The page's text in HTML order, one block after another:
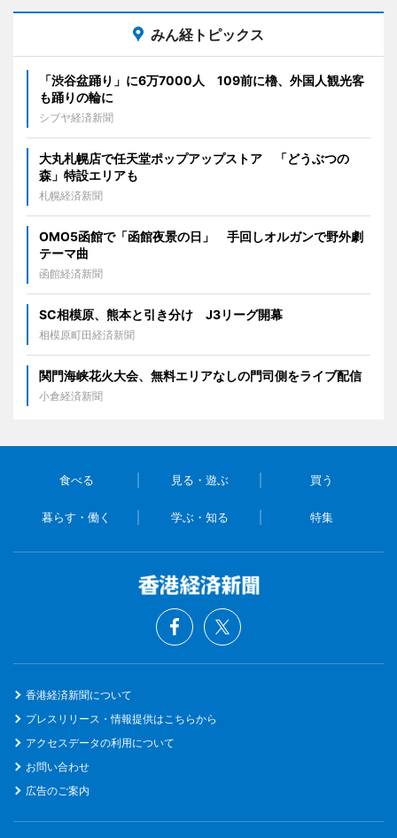
みん経トピックス
「渋谷盆踊り」に6万7000人 109前に櫓、外国人観光客
も踊りの輪に
シブヤ経済新聞
大丸札幌店で任天堂ポップアップストア 「どうぶつの
森」特設エリアも
札幌経済新聞
OMO5函館で「函館夜景の日」 手回しオルガンで野外劇
テーマ曲
函館経済新聞
SC相模原、熊本と引き分け J3リーグ開幕
相模原町田経済新聞
関門海峡花火大会、無料エリアなしの門司側をライブ配信
小倉経済新聞
食べる 見る・遊ぶ 買う
暮らす・働く 学ぶ・知る 特集
香港経済新聞について
プレスリリース・情報提供はこちらから
アクセスデータの利用について
お問い合わせ
広告のご案内